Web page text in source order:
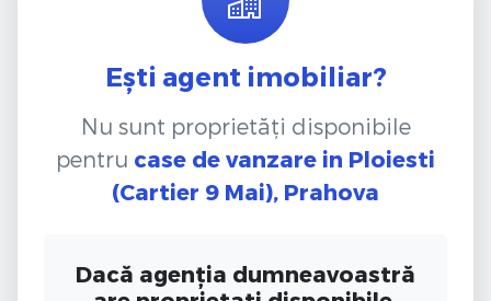
Ești agent imobiliar?
Nu sunt proprietăți disponibile
pentru case de vanzare in Ploiesti
(Cartier 9 Mai), Prahova
Dacă agenția dumneavoastră